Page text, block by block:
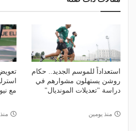
استعداداً للموسم الجديد.. حكام
روشن يستهلون مشوارهم في
دراسة "تعديلات المونديال"
منذ يومين
مع
منذ 4 أيام